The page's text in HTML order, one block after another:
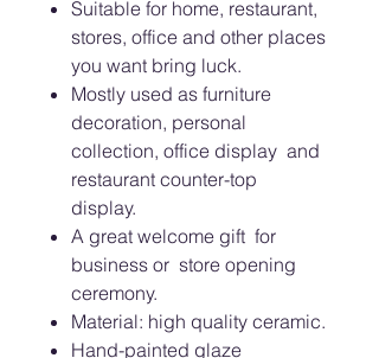
Suitable for home, restaurant,
stores, office and other places
you want bring luck.
Mostly used as furniture
decoration, personal
collection, office display and
restaurant counter-top
display.
A great welcome gift for
business or store opening
ceremony.
Material: high quality ceramic.
Hand-painted glaze